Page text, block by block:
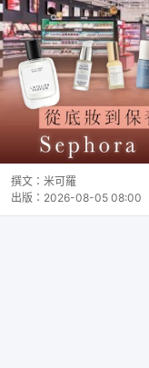
撰文： 米可羅
出版： 2026-08-05 08:00